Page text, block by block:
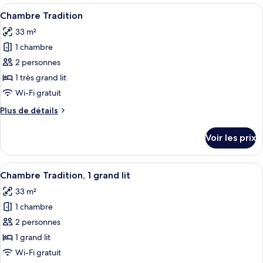
type
de
Chambre
Tradition
Afficher
toutes
les
photos
pour
ce
type
chambre :
Une chambre à coucher avec un lit,
6
Chambre Tradition
33 m²
1 chambre
2 personnes
1 très grand lit
Wi-Fi gratuit
Plus de détails
Plus
le
type
de
Chambre
Tradition
Voir les prix
Afficher
toutes
les
photos
pour
ce
type
Une chambre à coucher avec un
7
Chambre Tradition, 1 grand lit
33 m²
1 chambre
2 personnes
1 grand lit
Wi-Fi gratuit